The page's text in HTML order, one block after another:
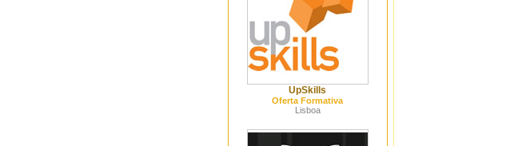
UpSkills
Oferta Formativa
Lisboa